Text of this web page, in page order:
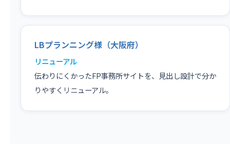
LBプランニング様（大阪府）
リニューアル
伝わりにくかったFP事務所サイトを、見出し設計で分か
りやすくリニューアル。